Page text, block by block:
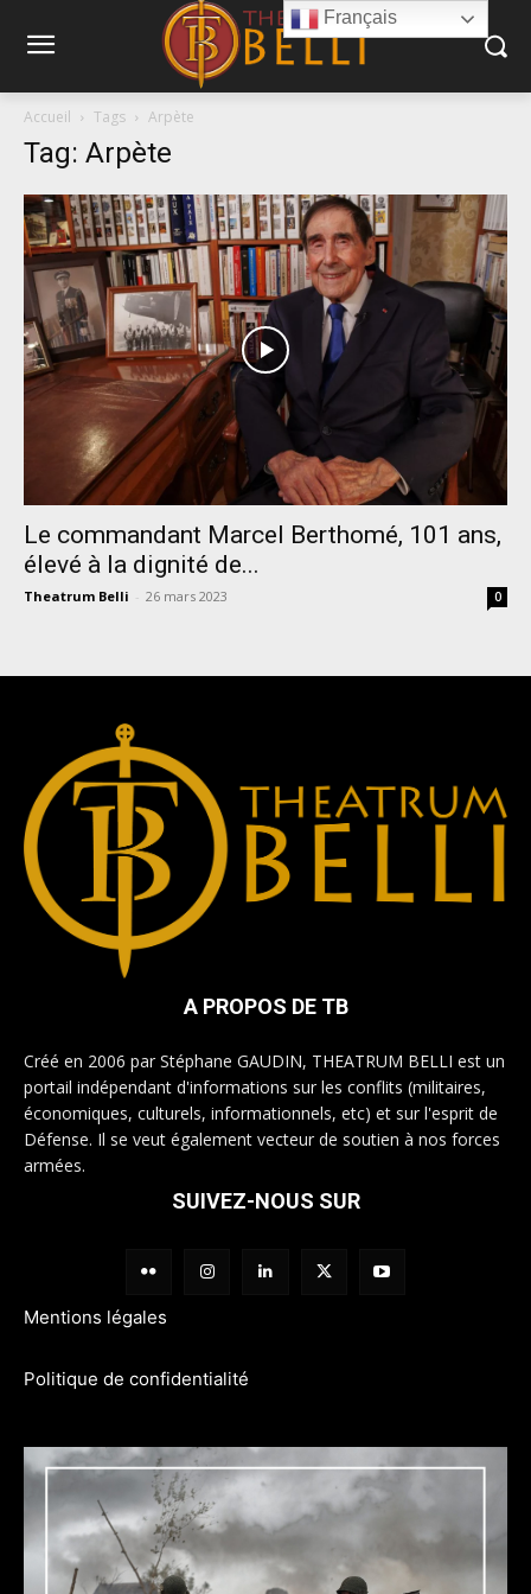
Accueil Tags Arpète
Tag: Arpète
Le commandant Marcel Berthomé, 101 ans,
élevé à la dignité de...
Theatrum Belli - 26 mars 2023 0
A PROPOS DE TB
Créé en 2006 par Stéphane GAUDIN, THEATRUM BELLI est un
portail indépendant d'informations sur les conflits (militaires,
économiques, culturels, informationnels, etc) et sur l'esprit de
Défense. Il se veut également vecteur de soutien à nos forces
armées.
SUIVEZ-NOUS SUR
Mentions légales
Politique de confidentialité
Français